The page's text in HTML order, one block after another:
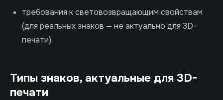
требования к световозвращающим свойствам
(для реальных знаков — не актуально для 3D-
печати).
Типы знаков, актуальные для 3D-
печати